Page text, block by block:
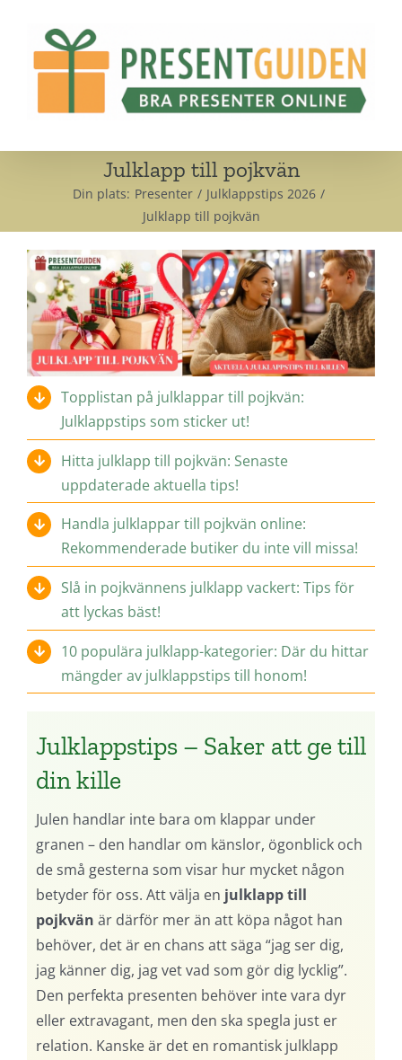
Julklapp till pojkvän
Din plats: Presenter
Julklappstips 2026
Julklapp till pojkvän
Topplistan på julklappar till pojkvän:
Julklappstips som sticker ut!
Hitta julklapp till pojkvän: Senaste
uppdaterade aktuella tips!
Handla julklappar till pojkvän online:
Rekommenderade butiker du inte vill missa!
Slå in pojkvännens julklapp vackert: Tips för
att lyckas bäst!
10 populära julklapp-kategorier: Där du hittar
mängder av julklappstips till honom!
Julklappstips – Saker att ge till
din kille
Julen handlar inte bara om klappar under
granen – den handlar om känslor, ögonblick och
de små gesterna som visar hur mycket någon
betyder för oss. Att välja en julklapp till
pojkvän är därför mer än att köpa något han
behöver, det är en chans att säga “jag ser dig,
jag känner dig, jag vet vad som gör dig lycklig”.
Den perfekta presenten behöver inte vara dyr
eller extravagant, men den ska spegla just er
relation. Kanske är det en romantisk julklapp